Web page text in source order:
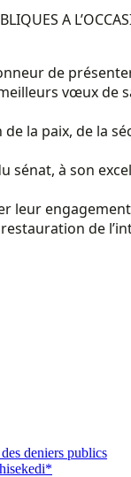
A
de
vœux de
la paix, de la
sénat, à son
leur
de
deniers publics